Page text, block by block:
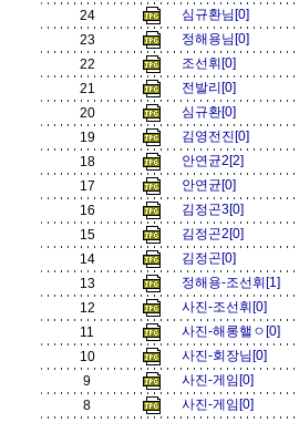
24
심규환님[0]
23
정해용님[0]
22
조선휘[0]
21
전발리[0]
20
심규환[0]
19
김영전진[0]
18
안연균2[2]
17
안연균[0]
16
김정곤3[0]
15
김정곤2[0]
14
김정곤[0]
13
정해용-조선휘[1]
12
사진-조선휘[0]
11
사진-해롱핼ㅇ[0]
10
사진-회장님[0]
9
사진-게임[0]
8
사진-게임[0]